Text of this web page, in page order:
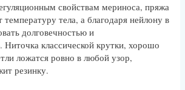
свойствам мериноса, пряжа
температуру тела, а благодаря нейлону в
долговечностью и
Ниточка классической крутки, хорошо
ложатся ровно в любой узор,
резинку.